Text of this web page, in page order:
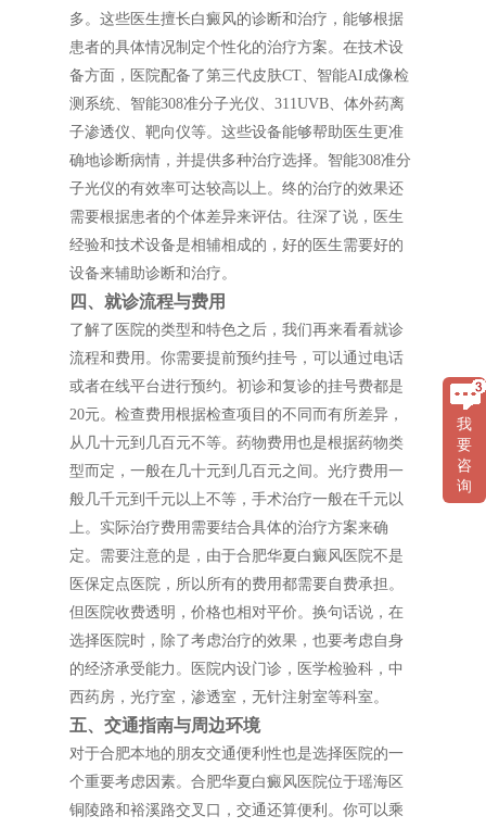
多。这些医生擅长白癜风的诊断和治疗，能够根据
患者的具体情况制定个性化的治疗方案。在技术设
备方面，医院配备了第三代皮肤CT、智能AI成像检
测系统、智能308准分子光仪、311UVB、体外药离
子渗透仪、靶向仪等。这些设备能够帮助医生更准
确地诊断病情，并提供多种治疗选择。智能308准分
子光仪的有效率可达较高以上。终的治疗的效果还
需要根据患者的个体差异来评估。往深了说，医生
经验和技术设备是相辅相成的，好的医生需要好的
设备来辅助诊断和治疗。
四、就诊流程与费用
了解了医院的类型和特色之后，我们再来看看就诊
流程和费用。你需要提前预约挂号，可以通过电话
或者在线平台进行预约。初诊和复诊的挂号费都是
20元。检查费用根据检查项目的不同而有所差异，
从几十元到几百元不等。药物费用也是根据药物类
型而定，一般在几十元到几百元之间。光疗费用一
般几千元到千元以上不等，手术治疗一般在千元以
上。实际治疗费用需要结合具体的治疗方案来确
定。需要注意的是，由于合肥华夏白癜风医院不是
医保定点医院，所以所有的费用都需要自费承担。
但医院收费透明，价格也相对平价。换句话说，在
选择医院时，除了考虑治疗的效果，也要考虑自身
的经济承受能力。医院内设门诊，医学检验科，中
西药房，光疗室，渗透室，无针注射室等科室。
五、交通指南与周边环境
对于合肥本地的朋友交通便利性也是选择医院的一
个重要考虑因素。合肥华夏白癜风医院位于瑶海区
铜陵路和裕溪路交叉口，交通还算便利。你可以乘
我
要
咨
询